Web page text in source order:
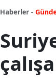
Haberler -